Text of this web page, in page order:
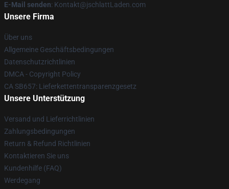
E-Mail senden: Kontakt@jschlattLaden.com
Unsere Firma
Über uns
Allgemeine Geschäftsbedingungen
Datenschutzrichtlinien
DMCA - Copyright Policy
CA SB657: Lieferkettentransparenzgesetz
Unsere Unterstützung
Versand und Lieferrichtlinien
Zahlungsbedingungen
Return & Refund Richtlinien
Kontaktieren Sie uns
Kundenhilfe (FAQ)
Werdegang